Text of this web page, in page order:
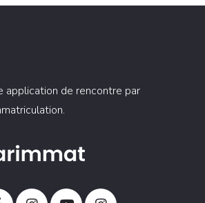
application de rencontre par